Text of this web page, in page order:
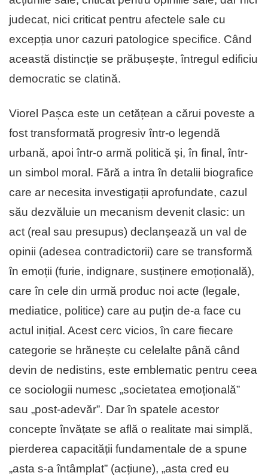
judecat, nici criticat pentru afectele sale cu
excepția unor cazuri patologice specifice. Când
această distincție se prăbușește, întregul edificiu
democratic se clatină.
Viorel Pașca este un cetățean a cărui poveste a
fost transformată progresiv într-o legendă
urbană, apoi într-o armă politică și, în final, într-
un simbol moral. Fără a intra în detalii biografice
care ar necesita investigații aprofundate, cazul
său dezvăluie un mecanism devenit clasic: un
act (real sau presupus) declanșează un val de
opinii (adesea contradictorii) care se transformă
în emoții (furie, indignare, susținere emoțională),
care în cele din urmă produc noi acte (legale,
mediatice, politice) care au puțin de-a face cu
actul inițial. Acest cerc vicios, în care fiecare
categorie se hrănește cu celelalte până când
devin de nedistins, este emblematic pentru ceea
ce sociologii numesc „societatea emoțională”
sau „post-adevăr”. Dar în spatele acestor
concepte învățate se află o realitate mai simplă,
pierderea capacității fundamentale de a spune
„asta s-a întâmplat” (acțiune), „asta cred eu